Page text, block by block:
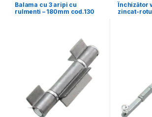
Balama cu 3 aripi cu
rulmenti – 180mm cod.130
Închizător
zincat-